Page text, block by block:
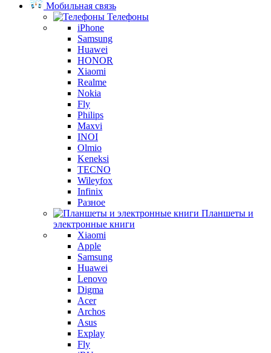
Мобильная связь
Телефоны
iPhone
Samsung
Huawei
HONOR
Xiaomi
Realme
Nokia
Fly
Philips
Maxvi
INOI
Olmio
Keneksi
TECNO
Wileyfox
Infinix
Разное
Планшеты и
электронные книги
Xiaomi
Apple
Samsung
Huawei
Lenovo
Digma
Acer
Archos
Asus
Explay
Fly